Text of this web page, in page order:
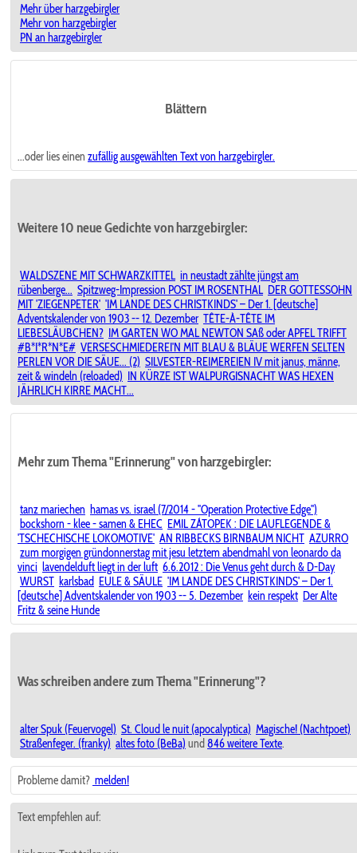
Mehr über harzgebirgler
Mehr von harzgebirgler
PN an harzgebirgler
Blättern
...oder lies einen zufällig ausgewählten Text von harzgebirgler.
Weitere 10 neue Gedichte von harzgebirgler:
WALDSZENE MIT SCHWARZKITTEL in neustadt zählte jüngst am
rübenberge... Spitzweg-Impression POST IM ROSENTHAL DER GOTTESSOHN
MIT 'ZIEGENPETER' 'IM LANDE DES CHRISTKINDS' – Der 1. [deutsche]
Adventskalender von 1903 -- 12. Dezember TÊTE-À-TÊTE IM
LIEBESLÄUBCHEN? IM GARTEN WO MAL NEWTON SAß oder APFEL TRIFFT
#B*I*R*N*E# VERSESCHMIEDEREI'N MIT BLAU & BLÄUE WERFEN SELTEN
PERLEN VOR DIE SÄUE... (2) SILVESTER-REIMEREIEN IV mit janus, männe,
zeit & windeln (reloaded) IN KÜRZE IST WALPURGISNACHT WAS HEXEN
JÄHRLICH KIRRE MACHT...
Mehr zum Thema "Erinnerung" von harzgebirgler:
tanz mariechen hamas vs. israel (7/2014 - "Operation Protective Edge")
bockshorn - klee - samen & EHEC EMIL ZÁTOPEK : DIE LAUFLEGENDE &
'TSCHECHISCHE LOKOMOTIVE' AN RIBBECKS BIRNBAUM NICHT AZURRO
zum morgigen gründonnerstag mit jesu letztem abendmahl von leonardo da
vinci lavendelduft liegt in der luft 6.6.2012 : Die Venus geht durch & D-Day
WURST karlsbad EULE & SÄULE 'IM LANDE DES CHRISTKINDS' – Der 1.
[deutsche] Adventskalender von 1903 -- 5. Dezember kein respekt Der Alte
Fritz & seine Hunde
Was schreiben andere zum Thema "Erinnerung"?
alter Spuk (Feuervogel) St. Cloud le nuit (apocalyptica) Magische! (Nachtpoet)
Straßenfeger. (franky) altes foto (BeBa) und 846 weitere Texte.
Probleme damit? melden!
Text empfehlen auf: